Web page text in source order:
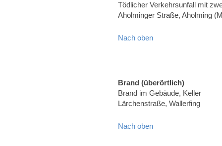
Tödlicher Verkehrsunfall mit
Aholminger Straße, Aholming
Nach oben
Brand (überörtlich)
Brand im Gebäude, Keller
Lärchenstraße, Wallerfing
Nach oben